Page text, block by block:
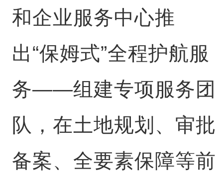
和企业服务中心推
出“保姆式”全程护航服
务——组建专项服务团
队，在土地规划、审批
备案、全要素保障等前